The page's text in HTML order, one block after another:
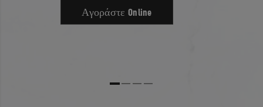
AMODIMETHICONE -Αγοράστε Online